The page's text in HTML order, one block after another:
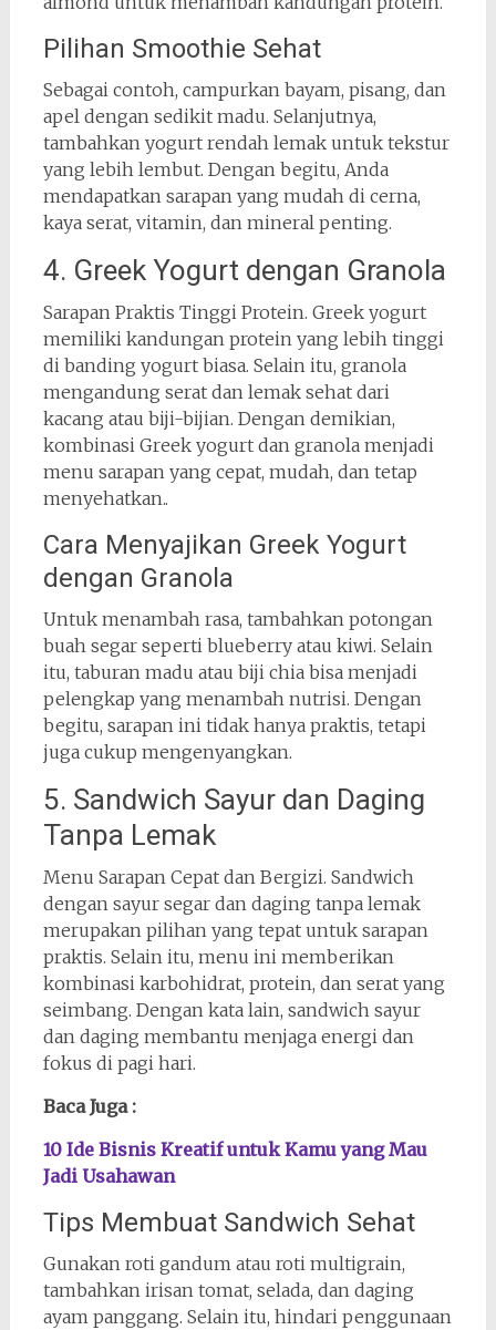
Pilihan Smoothie Sehat
Sebagai contoh, campurkan bayam, pisang, dan
apel dengan sedikit madu. Selanjutnya,
tambahkan yogurt rendah lemak untuk tekstur
yang lebih lembut. Dengan begitu, Anda
mendapatkan sarapan yang mudah di cerna,
kaya serat, vitamin, dan mineral penting.
4. Greek Yogurt dengan Granola
Sarapan Praktis Tinggi Protein. Greek yogurt
memiliki kandungan protein yang lebih tinggi
di banding yogurt biasa. Selain itu, granola
mengandung serat dan lemak sehat dari
kacang atau biji-bijian. Dengan demikian,
kombinasi Greek yogurt dan granola menjadi
menu sarapan yang cepat, mudah, dan tetap
menyehatkan..
Cara Menyajikan Greek Yogurt
dengan Granola
Untuk menambah rasa, tambahkan potongan
buah segar seperti blueberry atau kiwi. Selain
itu, taburan madu atau biji chia bisa menjadi
pelengkap yang menambah nutrisi. Dengan
begitu, sarapan ini tidak hanya praktis, tetapi
juga cukup mengenyangkan.
5. Sandwich Sayur dan Daging
Tanpa Lemak
Menu Sarapan Cepat dan Bergizi. Sandwich
dengan sayur segar dan daging tanpa lemak
merupakan pilihan yang tepat untuk sarapan
praktis. Selain itu, menu ini memberikan
kombinasi karbohidrat, protein, dan serat yang
seimbang. Dengan kata lain, sandwich sayur
dan daging membantu menjaga energi dan
fokus di pagi hari.
Baca Juga :
10 Ide Bisnis Kreatif untuk Kamu yang Mau
Jadi Usahawan
Tips Membuat Sandwich Sehat
Gunakan roti gandum atau roti multigrain,
tambahkan irisan tomat, selada, dan daging
ayam panggang. Selain itu, hindari penggunaan